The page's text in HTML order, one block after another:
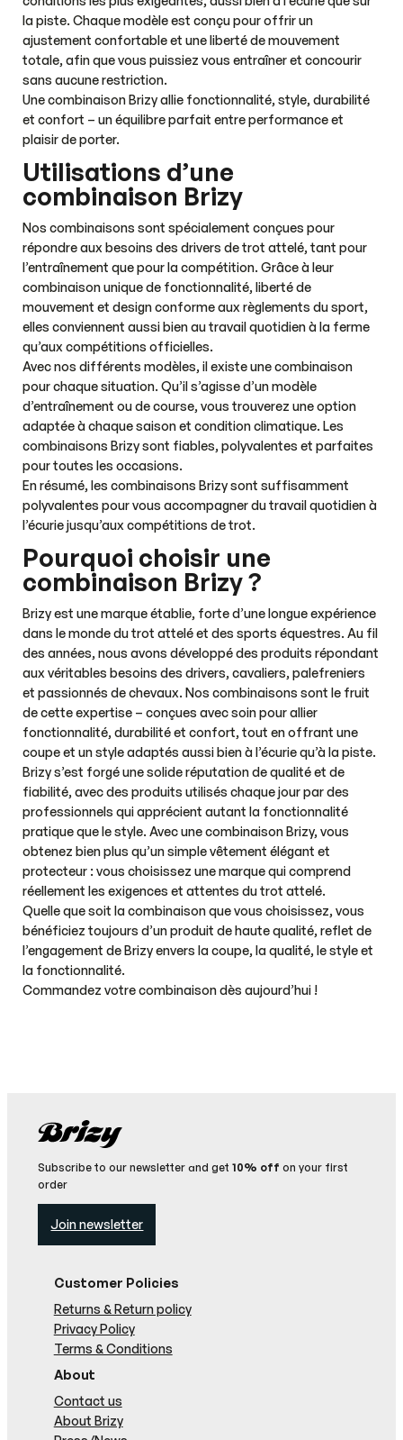
la piste. Chaque modèle est conçu pour offrir un
ajustement confortable et une liberté de mouvement
totale, afin que vous puissiez vous entraîner et concourir
sans aucune restriction.
Une combinaison Brizy allie fonctionnalité, style, durabilité
et confort – un équilibre parfait entre performance et
plaisir de porter.
Utilisations d’une
combinaison Brizy
Nos combinaisons sont spécialement conçues pour
répondre aux besoins des drivers de trot attelé, tant pour
l’entraînement que pour la compétition. Grâce à leur
combinaison unique de fonctionnalité, liberté de
mouvement et design conforme aux règlements du sport,
elles conviennent aussi bien au travail quotidien à la ferme
qu’aux compétitions officielles.
Avec nos différents modèles, il existe une combinaison
pour chaque situation. Qu’il s’agisse d’un modèle
d’entraînement ou de course, vous trouverez une option
adaptée à chaque saison et condition climatique. Les
combinaisons Brizy sont fiables, polyvalentes et parfaites
pour toutes les occasions.
En résumé, les combinaisons Brizy sont suffisamment
polyvalentes pour vous accompagner du travail quotidien à
l’écurie jusqu’aux compétitions de trot.
Pourquoi choisir une
combinaison Brizy ?
Brizy est une marque établie, forte d’une longue expérience
dans le monde du trot attelé et des sports équestres. Au fil
des années, nous avons développé des produits répondant
aux véritables besoins des drivers, cavaliers, palefreniers
et passionnés de chevaux. Nos combinaisons sont le fruit
de cette expertise – conçues avec soin pour allier
fonctionnalité, durabilité et confort, tout en offrant une
coupe et un style adaptés aussi bien à l’écurie qu’à la piste.
Brizy s’est forgé une solide réputation de qualité et de
fiabilité, avec des produits utilisés chaque jour par des
professionnels qui apprécient autant la fonctionnalité
pratique que le style. Avec une combinaison Brizy, vous
obtenez bien plus qu’un simple vêtement élégant et
protecteur : vous choisissez une marque qui comprend
réellement les exigences et attentes du trot attelé.
Quelle que soit la combinaison que vous choisissez, vous
bénéficiez toujours d’un produit de haute qualité, reflet de
l’engagement de Brizy envers la coupe, la qualité, le style et
la fonctionnalité.
Commandez votre combinaison dès aujourd’hui !
Subscribe to our newsletter and get10% offon your first
order
Join newsletter
Customer Policies
Returns & Return policy
Privacy Policy
Terms & Conditions
About
Contact us
About Brizy